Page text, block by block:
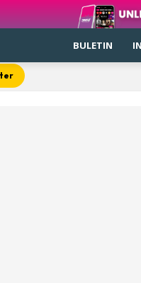
BULETIN